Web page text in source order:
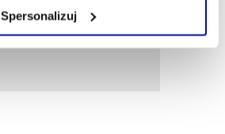
Spersonalizuj